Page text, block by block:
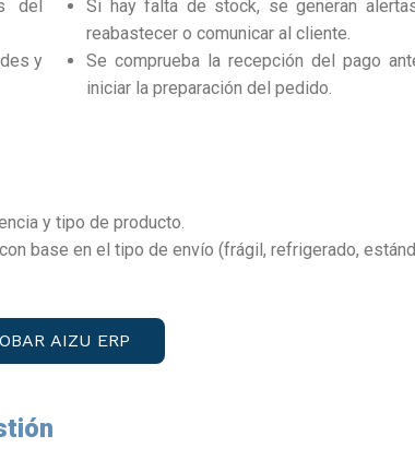
del
y
Si hay falta de stock, se generan
reabastecer o comunicar al cliente.
Se comprueba la recepción del pago
iniciar la preparación del pedido.
y tipo de producto.
base en el tipo de envío (frágil, refrigerado,
AIZU ERP